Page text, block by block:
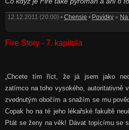
12.12.2011 (20:00) •Chensie • Povídky »
Fire Story - 7. kapitola
„Chcete tím říct, že já jsem jako
zatímco na toho vysokého, autoritativně
zvednutým obočím a snažím se mu
Copak ho na té jeho lékařské fakultě
Ptát se ženy na věk! Dávat topícímu se